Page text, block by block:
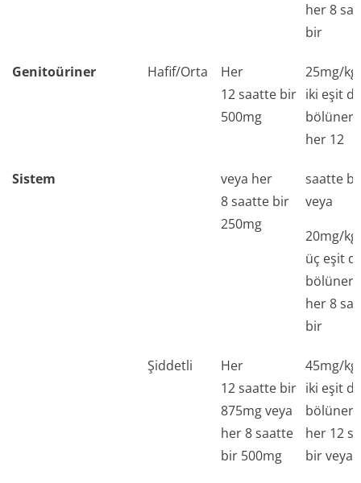
her 8
bir
Genitoüriner Hafif/Orta
Her
12 saatte bir
500mg
25mg/
iki eşit
her 12
Sistem
veya her
8 saatte bir
250mg
saatte
veya
20mg/
üç eşit
her 8
bir
Şiddetli
Her
12 saatte bir
875mg veya
her 8 saatte
bir 500mg
45mg/
iki eşit
her 12
bir veya